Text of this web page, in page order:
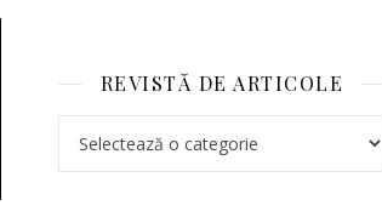
REVISTĂ DE ARTICOLE